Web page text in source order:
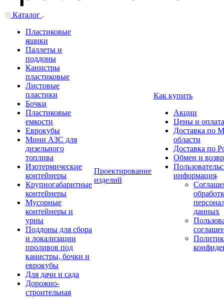
Каталог
Пластиковые
ящики
Паллеты и
поддоны
Канистры
пластиковые
Листовые
пластики
Бочки
Пластиковые
емкости
Еврокубы
Мини АЗС для
дизельного
топлива
Изотермические
контейнеры
Крупногабаритные
контейнеры
Мусорные
контейнеры и
урны
Поддоны для сбора
и локализации
проливов под
канистры, бочки и
еврокубы
Для дачи и сада
Дорожно-
строительная
Проектирование
изделий
Как купить
Акции
Цены и оплата
Доставка по
области
Доставка по
Обмен и
информация
данных